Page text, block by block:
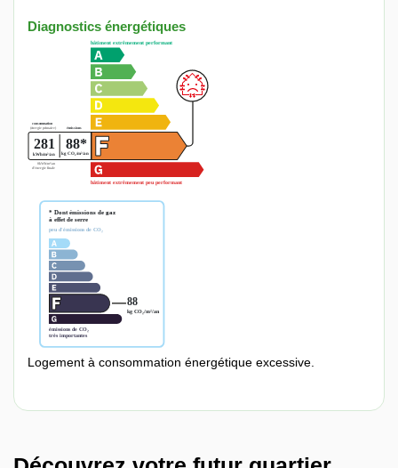
Diagnostics énergétiques
Logement à consommation énergétique excessive.